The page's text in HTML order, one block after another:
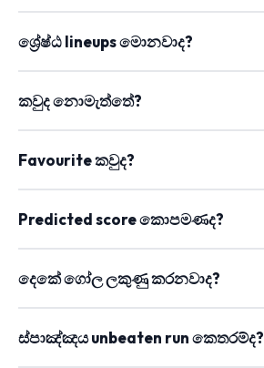
ශ්‍රේෂ්ඨ lineups මොනවාද?
කවුද නොමැත්තේ?
Favourite කවුද?
Predicted score කොපමණද?
දෙකේ ගෝල ලකුණු කරනවාද?
ස්පාඤ්ඤය unbeaten run කෙතරම්ද?